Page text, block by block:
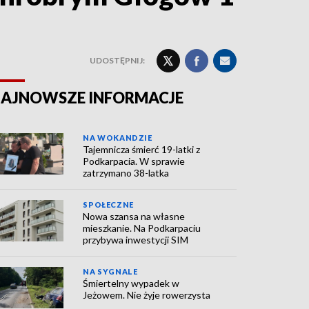
UDOSTĘPNIJ:
INFORMACJE
NA WOKANDZIE
Tajemnicza śmierć 19-latki z
Podkarpacia. W sprawie
zatrzymano 38-latka
SPOŁECZNE
Nowa szansa na własne
mieszkanie. Na Podkarpaciu
przybywa inwestycji SIM
NA SYGNALE
Śmiertelny wypadek w
Jeżowem. Nie żyje rowerzysta